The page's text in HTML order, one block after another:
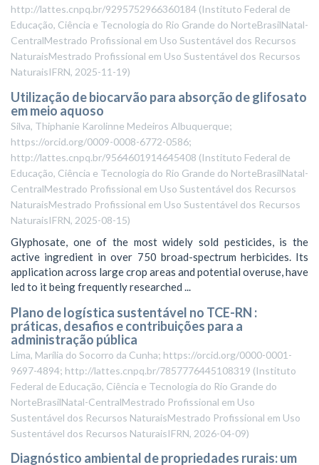
http://lattes.cnpq.br/9295752966360184 (Instituto Federal de
Educação, Ciência e Tecnologia do Rio Grande do NorteBrasilNatal-
CentralMestrado Profissional em Uso Sustentável dos Recursos
NaturaisMestrado Profissional em Uso Sustentável dos Recursos
NaturaisIFRN, 2025-11-19)
Utilização de biocarvão para absorção de glifosato
em meio aquoso
Silva, Thiphanie Karolinne Medeiros Albuquerque;
https://orcid.org/0009-0008-6772-0586;
http://lattes.cnpq.br/9564601914645408 (Instituto Federal de
Educação, Ciência e Tecnologia do Rio Grande do NorteBrasilNatal-
CentralMestrado Profissional em Uso Sustentável dos Recursos
NaturaisMestrado Profissional em Uso Sustentável dos Recursos
NaturaisIFRN, 2025-08-15)
Glyphosate, one of the most widely sold pesticides, is the
active ingredient in over 750 broad-spectrum herbicides. Its
application across large crop areas and potential overuse, have
led to it being frequently researched ...
Plano de logística sustentável no TCE-RN :
práticas, desafios e contribuições para a
administração pública
Lima, Marília do Socorro da Cunha; https://orcid.org/0000-0001-
9697-4894; http://lattes.cnpq.br/7857776445108319 (Instituto
Federal de Educação, Ciência e Tecnologia do Rio Grande do
NorteBrasilNatal-CentralMestrado Profissional em Uso
Sustentável dos Recursos NaturaisMestrado Profissional em Uso
Sustentável dos Recursos NaturaisIFRN, 2026-04-09)
Diagnóstico ambiental de propriedades rurais: um